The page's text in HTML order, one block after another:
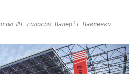
ШІ голосом Валерії Павленко